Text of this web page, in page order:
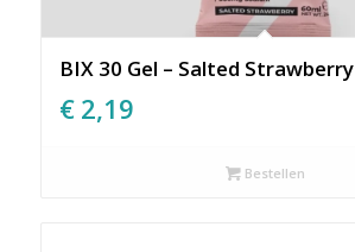
BIX 30 Gel – Salted Strawberry
€ 2,19
Bestellen